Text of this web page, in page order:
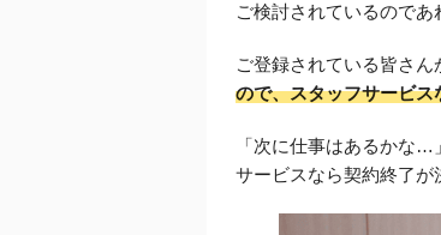
ご検討されているのであ
ご登録されている皆さん
ので、スタッフサービス
「次に仕事はあるかな…
サービスなら契約終了が